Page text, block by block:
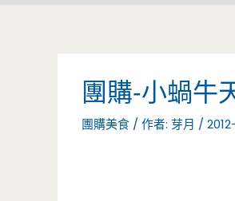
團購-小蝸牛
團購美食 / 作者: 芽月 /